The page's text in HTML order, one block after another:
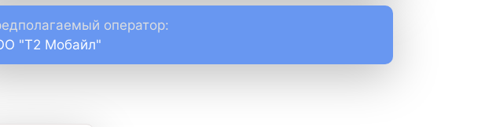
оператор:
"Т2 Мобайл"